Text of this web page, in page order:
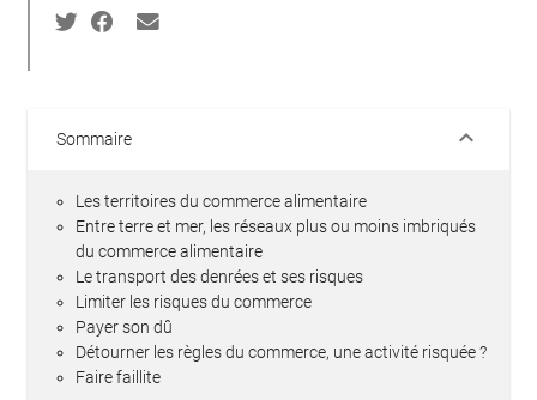
Sommaire keyboard_arrow_down
Les territoires du commerce alimentaire
Entre terre et mer, les réseaux plus ou moins imbriqués
du commerce alimentaire
Le transport des denrées et ses risques
Limiter les risques du commerce
Payer son dû
Détourner les règles du commerce, une activité risquée ?
Faire faillite